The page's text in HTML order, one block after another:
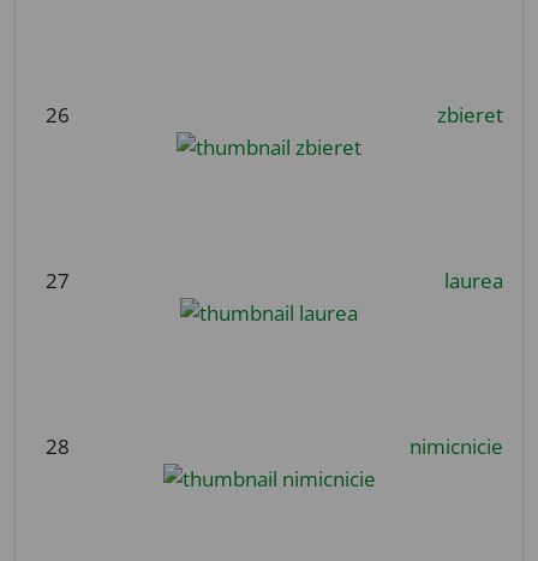
26 zbieret
27 laurea
28 nimicnicie